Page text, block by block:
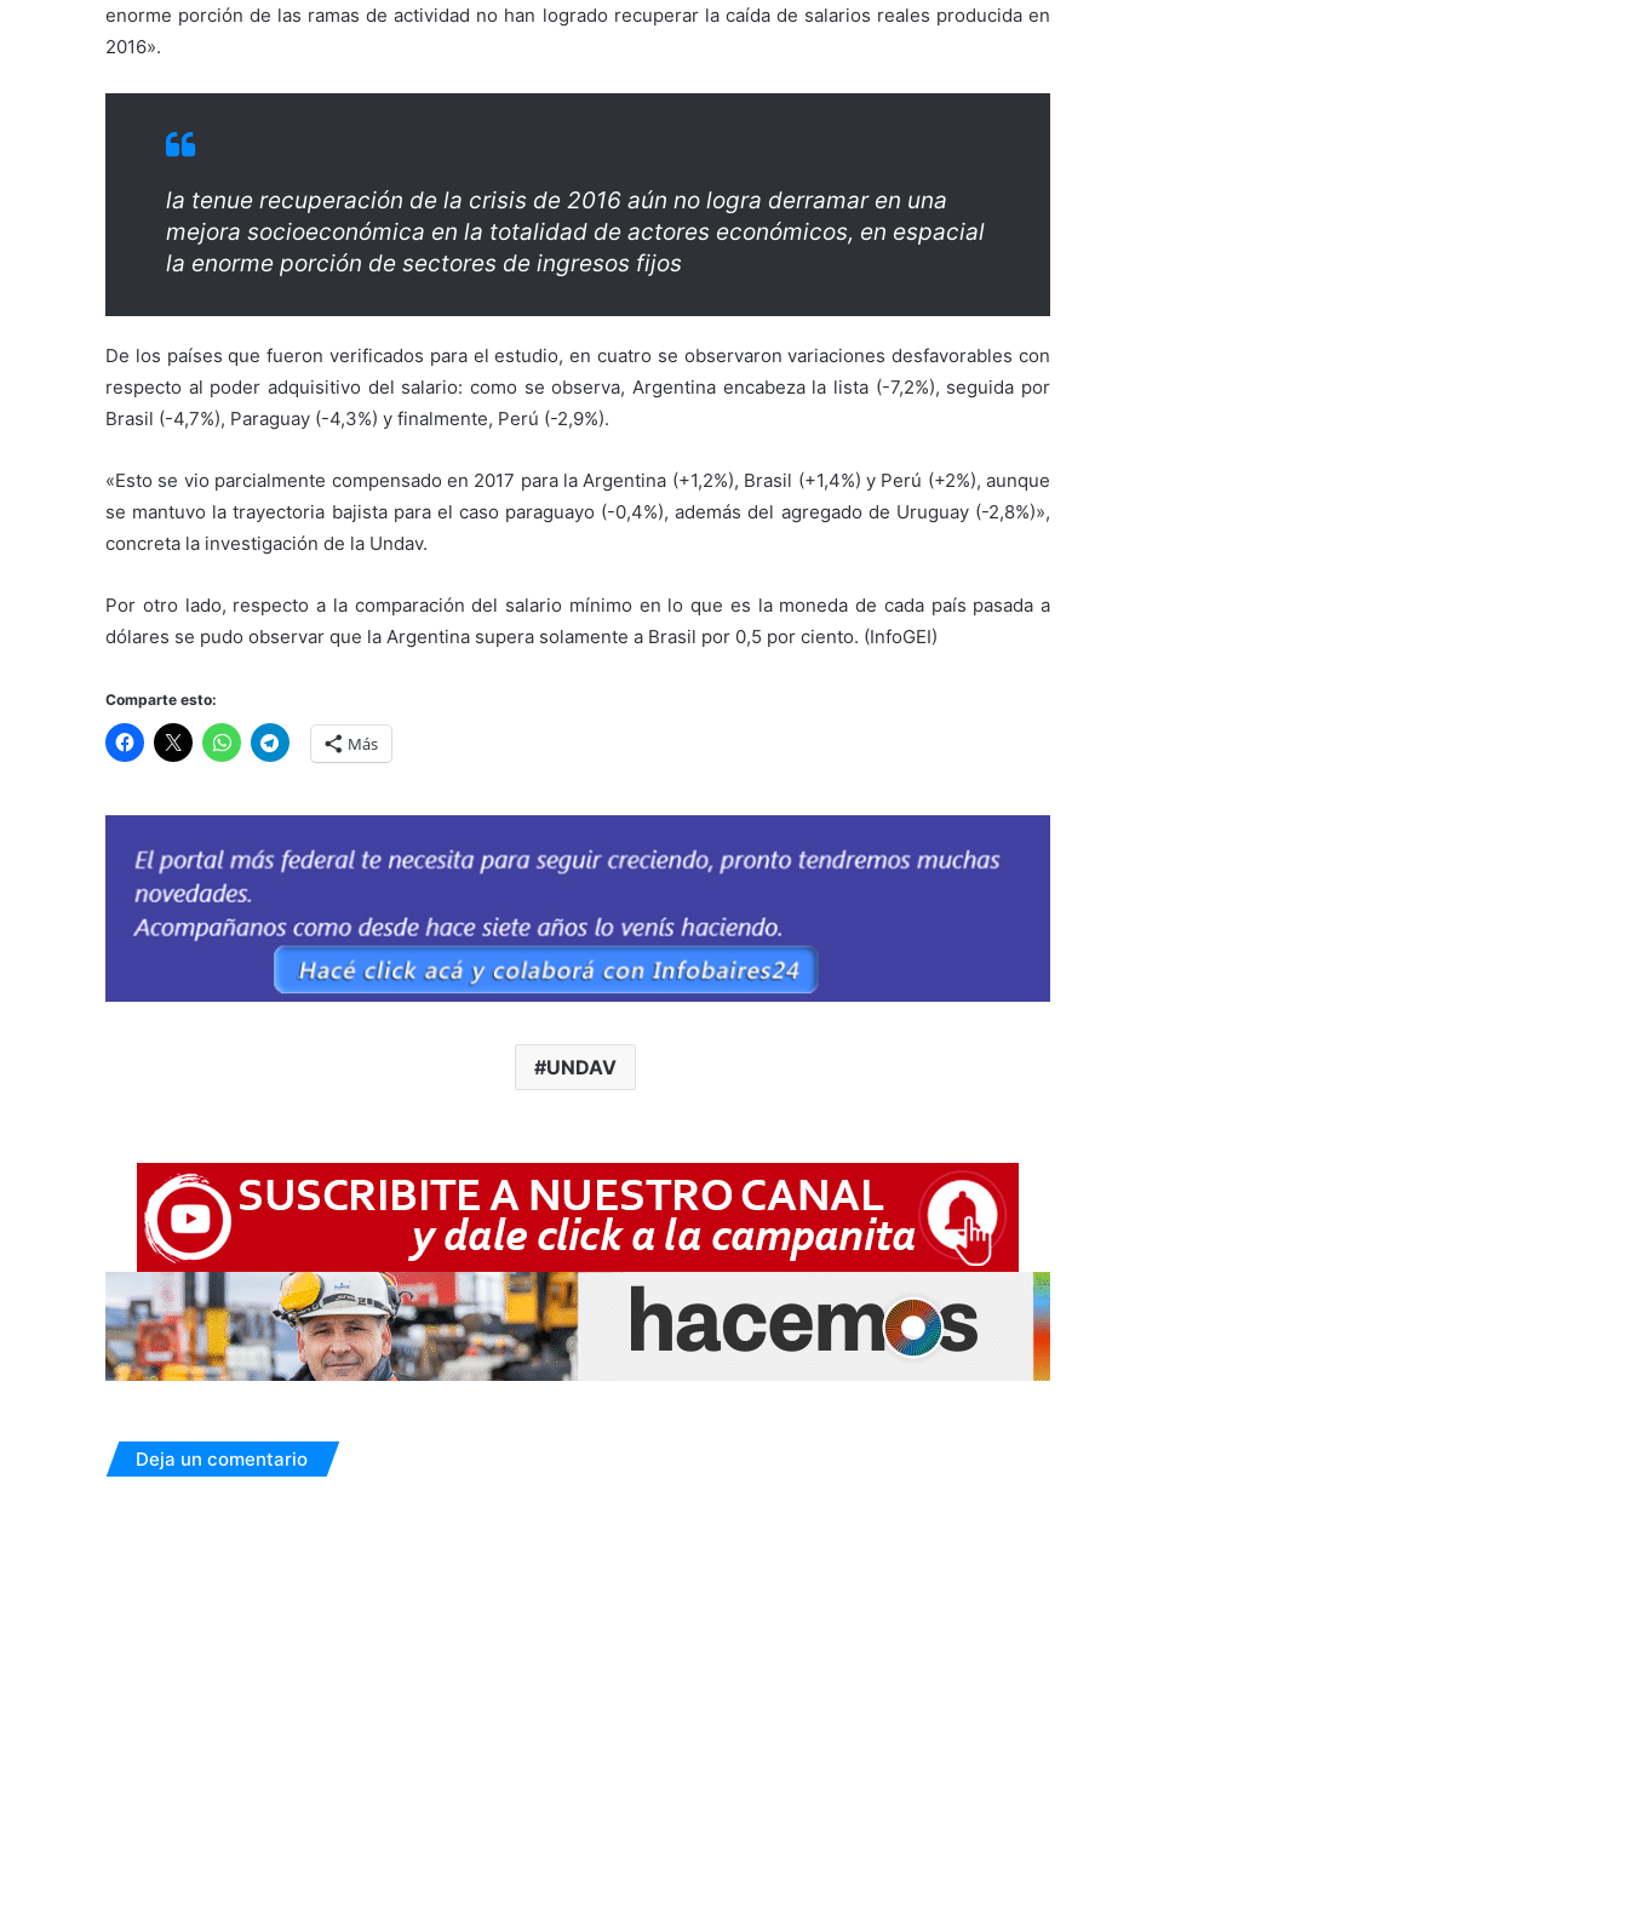
enorme porción de las ramas de actividad no han logrado recuperar la caída de salarios reales producida en
2016».
la tenue recuperación de la crisis de 2016 aún no logra derramar en una
mejora socioeconómica en la totalidad de actores económicos, en espacial
la enorme porción de sectores de ingresos fijos
De los países que fueron verificados para el estudio, en cuatro se observaron variaciones desfavorables con
respecto al poder adquisitivo del salario: como se observa, Argentina encabeza la lista (-7,2%), seguida por
Brasil (-4,7%), Paraguay (-4,3%) y finalmente, Perú (-2,9%).
«Esto se vio parcialmente compensado en 2017 para la Argentina (+1,2%), Brasil (+1,4%) y Perú (+2%), aunque
se mantuvo la trayectoria bajista para el caso paraguayo (-0,4%), además del agregado de Uruguay (-2,8%)»,
concreta la investigación de la Undav.
Por otro lado, respecto a la comparación del salario mínimo en lo que es la moneda de cada país pasada a
dólares se pudo observar que la Argentina supera solamente a Brasil por 0,5 por ciento. (InfoGEI)
Comparte esto:
Más
UNDAV
Deja un comentario